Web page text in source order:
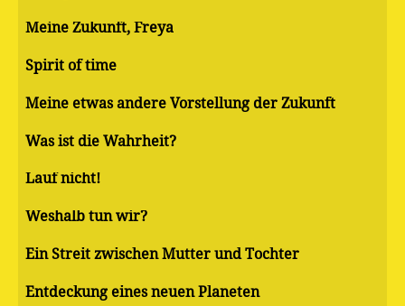
Meine Zukunft, Freya
Spirit of time
Meine etwas andere Vorstellung der Zukunft
Was ist die Wahrheit?
Lauf nicht!
Weshalb tun wir?
Ein Streit zwischen Mutter und Tochter
Entdeckung eines neuen Planeten